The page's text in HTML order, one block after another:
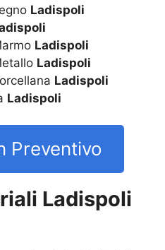
Ladispoli
Ladispoli
Ladispoli
Ladispoli
Ladispoli
Preventivo
Ladispoli